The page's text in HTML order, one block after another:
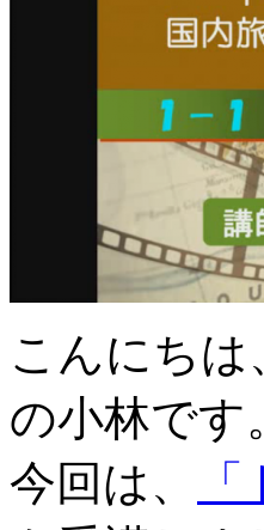
こんにち
の小林です
今回は、